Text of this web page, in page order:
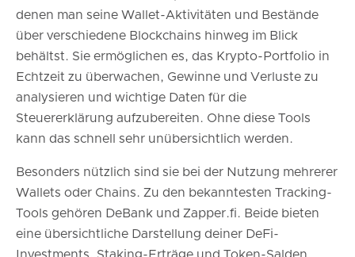
denen man seine Wallet-Aktivitäten und Bestände
über verschiedene Blockchains hinweg im Blick
behältst. Sie ermöglichen es, das Krypto-Portfolio in
Echtzeit zu überwachen, Gewinne und Verluste zu
analysieren und wichtige Daten für die
Steuererklärung aufzubereiten. Ohne diese Tools
kann das schnell sehr unübersichtlich werden.
Besonders nützlich sind sie bei der Nutzung mehrerer
Wallets oder Chains. Zu den bekanntesten Tracking-
Tools gehören DeBank und Zapper.fi. Beide bieten
eine übersichtliche Darstellung deiner DeFi-